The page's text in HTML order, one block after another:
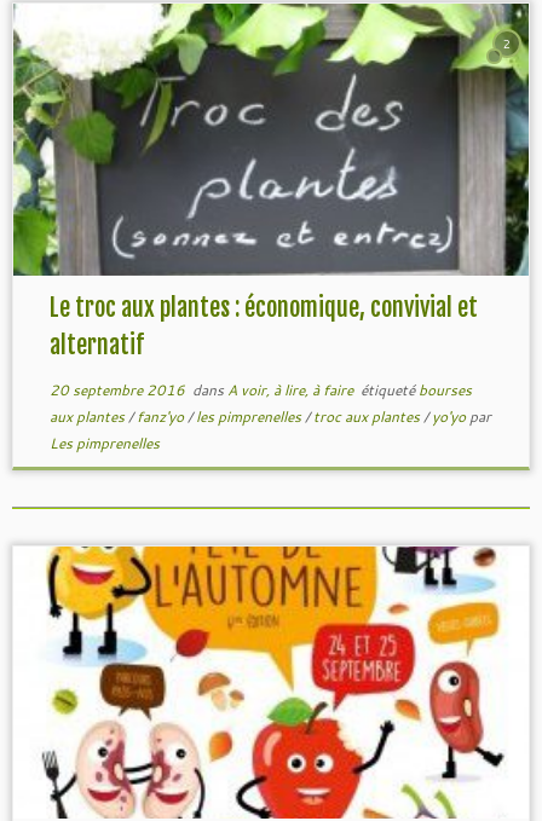
2
Le troc aux plantes : économique, convivial et
alternatif
20 septembre 2016dans A voir, à lire, à faire étiquetébourses
aux plantes/fanz'yo/les pimprenelles/troc aux plantes/yo'yopar
Les pimprenelles